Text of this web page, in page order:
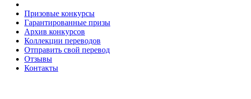
Призовые конкурсы
Гарантированные призы
Архив конкурсов
Коллекции переводов
Отправить свой перевод
Отзывы
Контакты